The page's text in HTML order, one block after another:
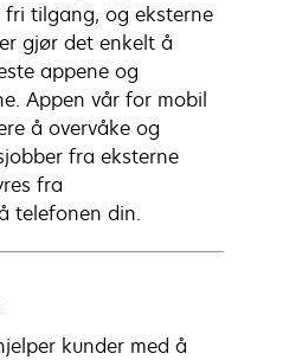
tilgang, og eksterne
gjør det enkelt å
appene og
Appen vår for mobil
å overvåke og
fra eksterne
fra
telefonen din.
kunder med å